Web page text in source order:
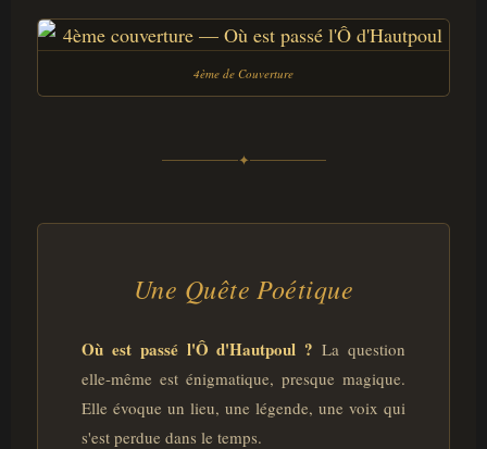
4ème de Couverture
✦
Une Quête Poétique
Où est passé l'Ô d'Hautpoul ? La question
elle-même est énigmatique, presque magique.
Elle évoque un lieu, une légende, une voix qui
s'est perdue dans le temps.